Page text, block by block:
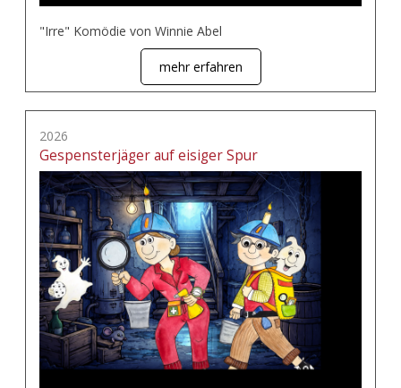
"Irre" Komödie von Winnie Abel
mehr erfahren
2026
Gespensterjäger auf eisiger Spur